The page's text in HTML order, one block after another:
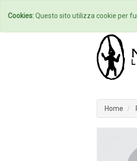
Home
Cookies:Questo sito utilizza cookie per